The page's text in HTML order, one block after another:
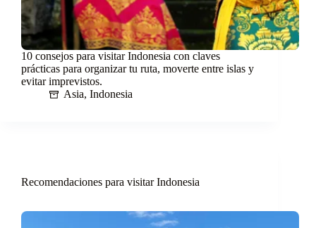
10 consejos para visitar Indonesia con claves
prácticas para organizar tu ruta, moverte entre islas y
evitar imprevistos.
Asia, Indonesia
Recomendaciones para visitar Indonesia